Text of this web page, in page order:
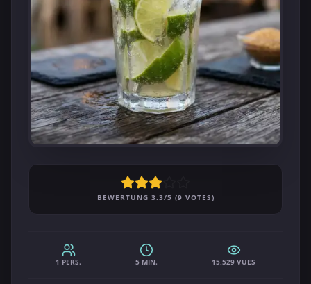
BEWERTUNG 3.3/5 (9 VOTES)
1 PERS. 5 MIN. 15,529 VUES